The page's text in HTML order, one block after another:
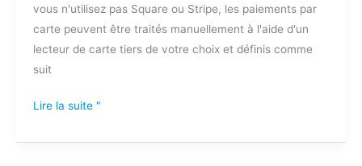
vous n'utilisez pas Square ou Stripe, les paiements par
carte peuvent être traités manuellement à l'aide d'un
lecteur de carte tiers de votre choix et définis comme
suit
à
des
lecteurs
de
tiers
Lire la suite "